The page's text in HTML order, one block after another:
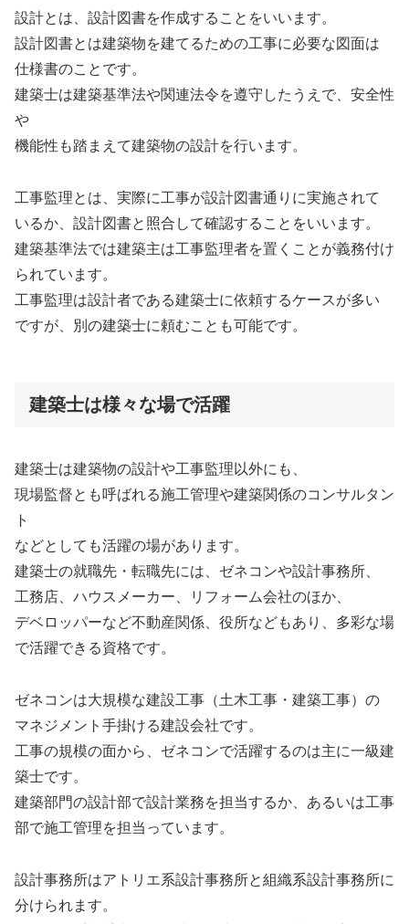
設計とは、設計図書を作成することをいいます。
設計図書とは建築物を建てるための工事に必要な図面は
仕様書のことです。
建築士は建築基準法や関連法令を遵守したうえで、安全性
や
機能性も踏まえて建築物の設計を行います。
工事監理とは、実際に工事が設計図書通りに実施されて
いるか、設計図書と照合して確認することをいいます。
建築基準法では建築主は工事監理者を置くことが義務付け
られています。
工事監理は設計者である建築士に依頼するケースが多い
ですが、別の建築士に頼むことも可能です。
建築士は様々な場で活躍
建築士は建築物の設計や工事監理以外にも、
現場監督とも呼ばれる施工管理や建築関係のコンサルタン
ト
などとしても活躍の場があります。
建築士の就職先・転職先には、ゼネコンや設計事務所、
工務店、ハウスメーカー、リフォーム会社のほか、
デベロッパーなど不動産関係、役所などもあり、多彩な場
で活躍できる資格です。
ゼネコンは大規模な建設工事（土木工事・建築工事）の
マネジメント手掛ける建設会社です。
工事の規模の面から、ゼネコンで活躍するのは主に一級建
築士です。
建築部門の設計部で設計業務を担当するか、あるいは工事
部で施工管理を担当っています。
設計事務所はアトリエ系設計事務所と組織系設計事務所に
分けられます。